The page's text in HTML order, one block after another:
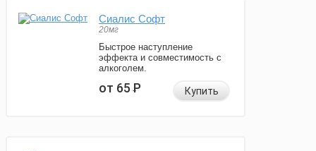
Сиалис Софт
20мг
Быстрое наступление
эффекта и совместимость с
алкоголем.
от 65Р Купить